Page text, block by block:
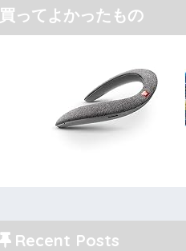
買ってよかったもの
Recent Posts